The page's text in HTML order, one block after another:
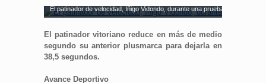
El patinador de velocidad, Íñigo Vidondo, durante una prueba. Fuente: AD
El patinador vitoriano reduce en más de medio
segundo su anterior plusmarca para dejarla en
38,5 segundos.
Avance Deportivo